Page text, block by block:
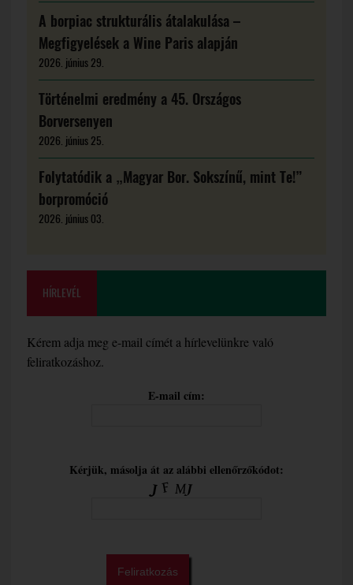
A borpiac strukturális átalakulása –
Megfigyelések a Wine Paris alapján
2026. június 29.
Történelmi eredmény a 45. Országos
Borversenyen
2026. június 25.
Folytatódik a „Magyar Bor. Sokszínű, mint Te!”
borpromóció
2026. június 03.
HÍRLEVÉL
Kérem adja meg e-mail címét a hírlevelünkre való
feliratkozáshoz.
E-mail cím:
Kérjük, másolja át az alábbi ellenőrzőkódot: